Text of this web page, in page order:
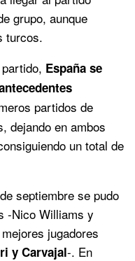
grupo, aunque
turcos.
España se
partidos de
dejando en ambos
un total de
septiembre se pudo
-Nico Williams y
jugadores
y Carvajal-. En